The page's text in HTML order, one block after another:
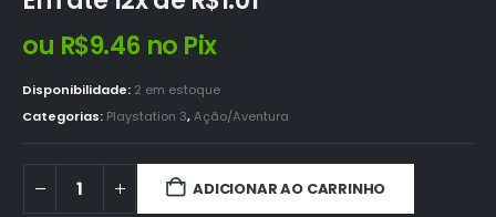
ou R$9.46 no Pix
Disponibilidade: 2 em estoque
Categorias: Playstation 3,Ação/Aventura
ADICIONAR AO CARRINHO